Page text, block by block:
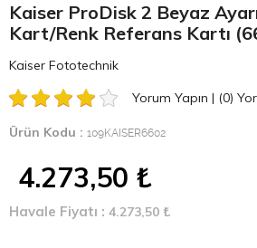
Kaiser ProDisk 2 Beyaz
Kart/Renk Referans Kartı
Kaiser Fototechnik
Yorum Yapın | (0)
Ürün Kodu : 109KAISER6602
4.273,50 ₺
Havale Fiyatı : 4.273,50 ₺